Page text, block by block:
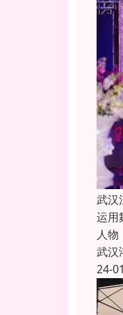
武汉
运用
人
武汉
24-